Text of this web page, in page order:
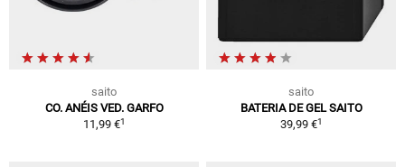
saito
CO. ANÉIS VED. GARFO
11,99 €1
saito
BATERIA DE GEL SAITO
39,99 €1